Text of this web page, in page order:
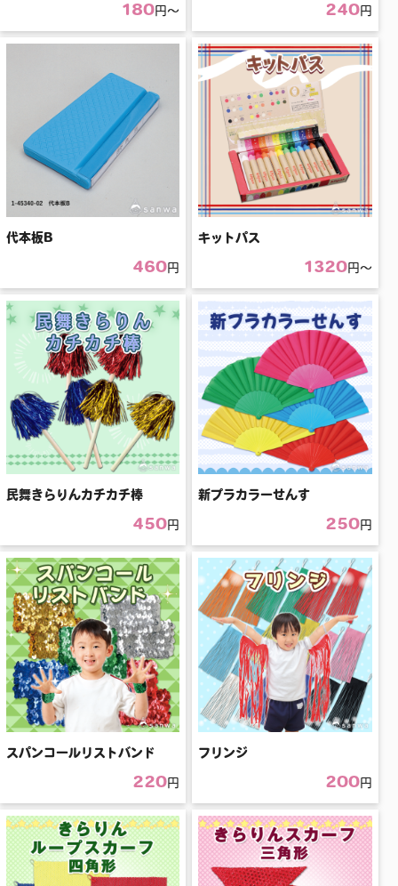
180円〜 240円
代本板B
460円
キットパス
1320円〜
民舞きらりんカチカチ棒
450円
新プラカラーせんす
250円
スパンコールリストバンド
220円
フリンジ
200円